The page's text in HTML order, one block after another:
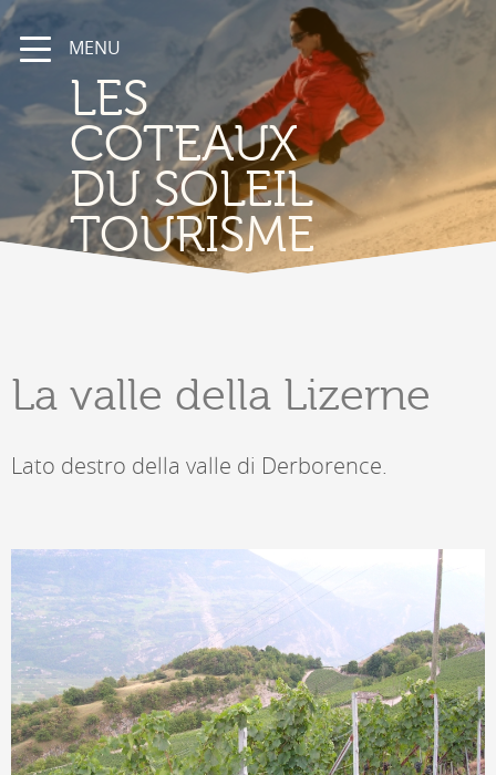
MENU
LES
COTEAUX
DU SOLEIL
TOURISME
La valle della Lizerne
Lato destro della valle di Derborence.